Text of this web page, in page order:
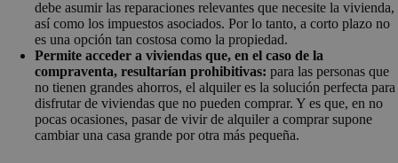
debe asumir las reparaciones relevantes que necesite la vivienda,
así como los impuestos asociados. Por lo tanto, a corto plazo no
es una opción tan costosa como la propiedad.
Permite acceder a viviendas que, en el caso de la
compraventa, resultarían prohibitivas:para las personas que
no tienen grandes ahorros, el alquiler es la solución perfecta para
disfrutar de viviendas que no pueden comprar. Y es que, en no
pocas ocasiones, pasar de vivir de alquiler a comprar supone
cambiar una casa grande por otra más pequeña.